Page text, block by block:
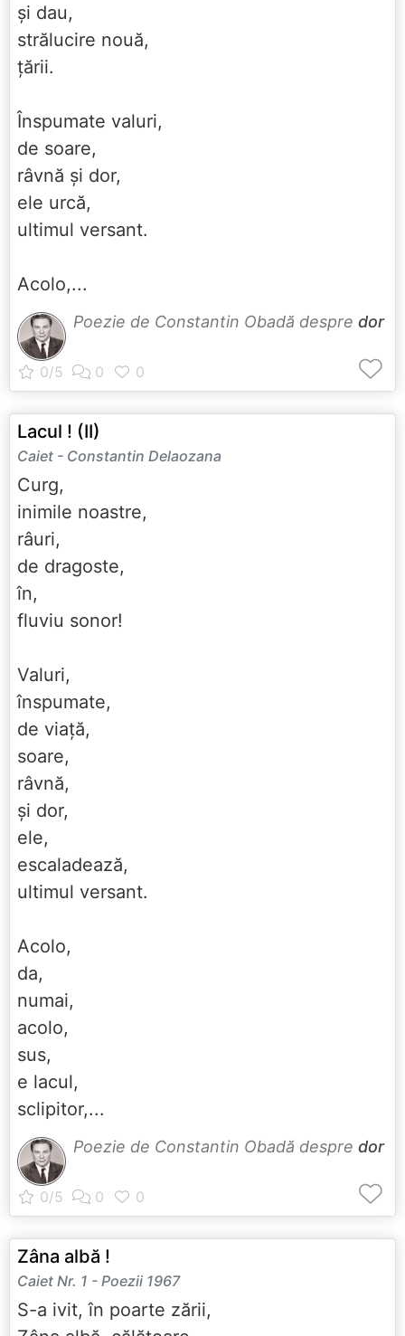
și dau,
strălucire nouă,
țării.
Înspumate valuri,
de soare,
râvnă și dor,
ele urcă,
ultimul versant.
Acolo,...
Poezie de Constantin Obadă despre dor
Lacul ! (II)
Caiet - Constantin Delaozana
Curg,
inimile noastre,
râuri,
de dragoste,
în,
fluviu sonor!
Valuri,
înspumate,
de viață,
soare,
râvnă,
și dor,
ele,
escaladează,
ultimul versant.
Acolo,
da,
numai,
acolo,
sus,
e lacul,
sclipitor,...
Poezie de Constantin Obadă despre dor
Zâna albă !
Caiet Nr. 1 - Poezii 1967
S-a ivit, în poarte zării,